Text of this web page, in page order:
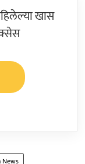
खास
News